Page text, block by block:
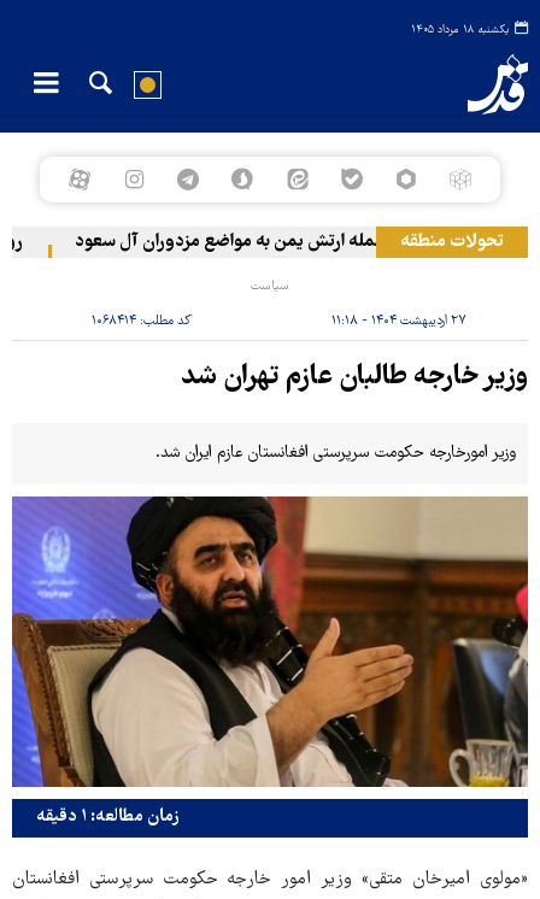
یکشنبه ۱۸ مرداد ۱۴۰۵
تحولات منطقهحمله ارتش یمن به مواضع مزدوران آل سعود رویترز: عربستان ۸۶ درصد
سیاست
۲۷ اردیبهشت ۱۴۰۴ - ۱۱:۱۸ کد مطلب:۱۰۶۸۴۱۴
وزیر خارجه طالبان عازم تهران شد
وزیر امورخارجه حکومت سرپرستی افغانستان عازم ایران شد.
زمان مطالعه: ۱ دقیقه
«مولوی امیرخان متقی» وزیر امور خارجه حکومت سرپرستی افغانستان